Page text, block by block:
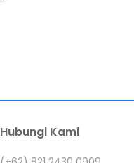
Hubungi Kami